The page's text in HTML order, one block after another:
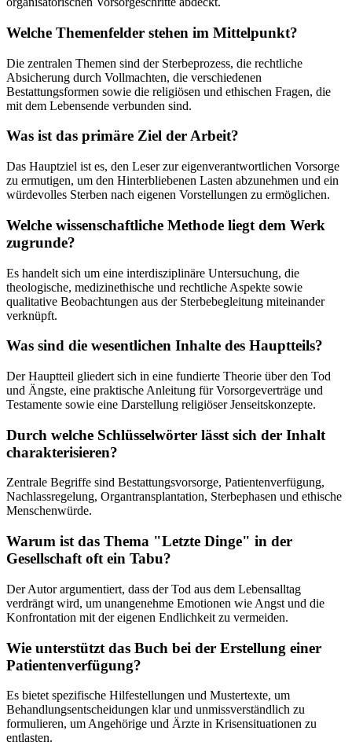
Welche Themenfelder stehen im Mittelpunkt?
Die zentralen Themen sind der Sterbeprozess, die rechtliche
Absicherung durch Vollmachten, die verschiedenen
Bestattungsformen sowie die religiösen und ethischen Fragen, die
mit dem Lebensende verbunden sind.
Was ist das primäre Ziel der Arbeit?
Das Hauptziel ist es, den Leser zur eigenverantwortlichen Vorsorge
zu ermutigen, um den Hinterbliebenen Lasten abzunehmen und ein
würdevolles Sterben nach eigenen Vorstellungen zu ermöglichen.
Welche wissenschaftliche Methode liegt dem Werk
zugrunde?
Es handelt sich um eine interdisziplinäre Untersuchung, die
theologische, medizinethische und rechtliche Aspekte sowie
qualitative Beobachtungen aus der Sterbebegleitung miteinander
verknüpft.
Was sind die wesentlichen Inhalte des Hauptteils?
Der Hauptteil gliedert sich in eine fundierte Theorie über den Tod
und Ängste, eine praktische Anleitung für Vorsorgeverträge und
Testamente sowie eine Darstellung religiöser Jenseitskonzepte.
Durch welche Schlüsselwörter lässt sich der Inhalt
charakterisieren?
Zentrale Begriffe sind Bestattungsvorsorge, Patientenverfügung,
Nachlassregelung, Organtransplantation, Sterbephasen und ethische
Menschenwürde.
Warum ist das Thema "Letzte Dinge" in der
Gesellschaft oft ein Tabu?
Der Autor argumentiert, dass der Tod aus dem Lebensalltag
verdrängt wird, um unangenehme Emotionen wie Angst und die
Konfrontation mit der eigenen Endlichkeit zu vermeiden.
Wie unterstützt das Buch bei der Erstellung einer
Patientenverfügung?
Es bietet spezifische Hilfestellungen und Mustertexte, um
Behandlungsentscheidungen klar und unmissverständlich zu
formulieren, um Angehörige und Ärzte in Krisensituationen zu
entlasten.